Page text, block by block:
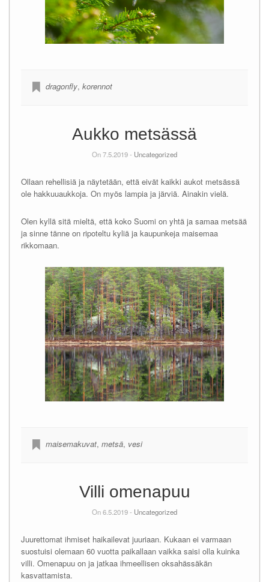
dragonfly, korennot
Aukko metsässä
On 7.5.2019 - Uncategorized
Ollaan rehellisiä ja näytetään, että eivät kaikki aukot metsässä
ole hakkuuaukkoja. On myös lampia ja järviä. Ainakin vielä.
Olen kyllä sitä mieltä, että koko Suomi on yhtä ja samaa metsää
ja sinne tänne on ripoteltu kyliä ja kaupunkeja maisemaa
rikkomaan.
maisemakuvat, metsä, vesi
Villi omenapuu
On 6.5.2019 - Uncategorized
Juurettomat ihmiset haikailevat juuriaan. Kukaan ei varmaan
suostuisi olemaan 60 vuotta paikallaan vaikka saisi olla kuinka
villi. Omenapuu on ja jatkaa ihmeellisen oksahässäkän
kasvattamista.